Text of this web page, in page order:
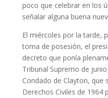
poco que celebrar en los
señalar alguna buena
El miércoles por la tarde,
toma de posesión, el
decreto que ponía
Tribunal Supremo de
Condado de Clayton, que
Derechos Civiles de 1964